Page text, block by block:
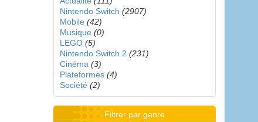
Nintendo Switch (2907)
Mobile (42)
Musique (0)
LEGO (5)
Nintendo Switch 2 (231)
Cinéma (3)
Plateformes (4)
Société (2)
Filtrer par genre